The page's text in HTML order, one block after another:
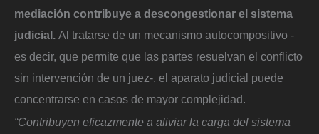
mediación contribuye a descongestionar el sistema
judicial. Al tratarse de un mecanismo autocompositivo -
es decir, que permite que las partes resuelvan el conflicto
sin intervención de un juez-, el aparato judicial puede
concentrarse en casos de mayor complejidad.
“Contribuyen eficazmente a aliviar la carga del sistema